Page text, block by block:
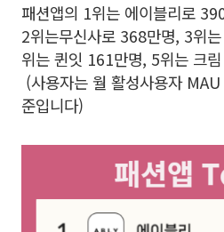
패션앱의 1위는 에이블리로
2위는무신사로 368만명, 3위
위는 퀸잇 161만명, 5위는 크
(사용자는 월 활성사용자
준입니다)